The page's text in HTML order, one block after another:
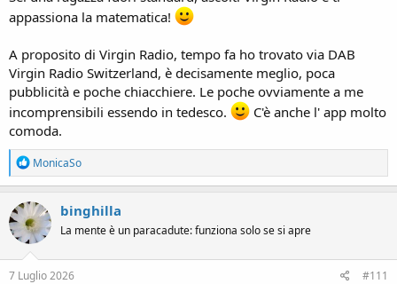
appassiona la matematica!
A proposito di Virgin Radio, tempo fa ho trovato via DAB
Virgin Radio Switzerland, è decisamente meglio, poca
pubblicità e poche chiacchiere. Le poche ovviamente a me
incomprensibili essendo in tedesco.
C'è anche l' app molto
comoda.
R
e
a
c
t
i
o
n
s
MonicaSo
binghilla
La mente è un paracadute: funziona solo se si apre
7 Luglio 2026 #111